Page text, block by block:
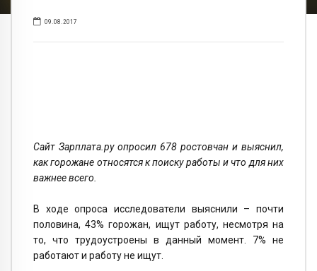
09.08.2017
Сайт Зарплата.ру опросил 678 ростовчан и выяснил,
как горожане относятся к поиску работы и что для них
важнее всего.
В ходе опроса исследователи выяснили – почти
половина, 43% горожан, ищут работу, несмотря на
то, что трудоустроены в данный момент. 7% не
работают и работу не ищут.